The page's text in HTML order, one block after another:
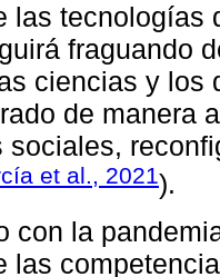
las tecnologías
fraguando
ciencias y los
de manera
sociales,
et al., 2021).
con la
las